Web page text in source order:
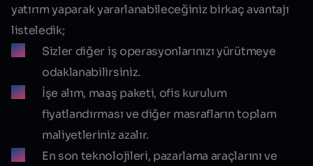
yatırım yaparak yararlanabileceğiniz birkaç avantajı
listeledik;
Sizler diğer iş operasyonlarınızı yürütmeye
odaklanabilirsiniz.
İşe alım, maaş paketi, ofis kurulum
fiyatlandırması ve diğer masrafların toplam
maliyetleriniz azalır.
En son teknolojileri, pazarlama araçlarını ve